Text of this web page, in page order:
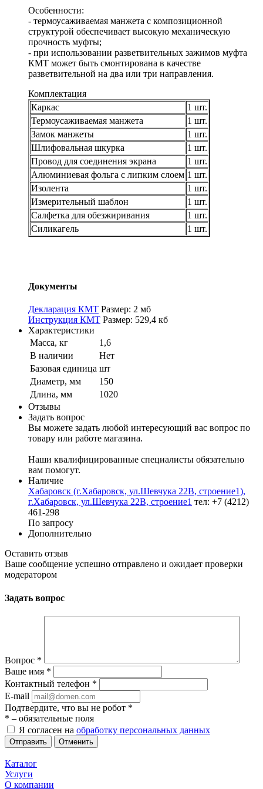
Особенности:
- термоусаживаемая манжета с композиционной
структурой обеспечивает высокую механическую
прочность муфты;
- при использовании разветвительных зажимов муфта
КМТ может быть смонтирована в качестве
разветвительной на два или три направления.
Комплектация
Каркас
1 шт.
Термоусаживаемая манжета
1 шт.
Замок манжеты
1 шт.
Шлифовальная шкурка
1 шт.
Провод для соединения экрана
1 шт.
Алюминиевая фольга с липким слоем 1 шт.
Изолента
1 шт.
Измерительный шаблон
1 шт.
Салфетка для обезжиривания
1 шт.
Силикагель
1 шт.
Документы
Декларация КМТ Размер: 2 мб
Инструкция КМТ Размер: 529,4 кб
Характеристики
Масса, кг
1,6
В наличии
Нет
Базовая единица шт
Диаметр, мм
150
Длина, мм
1020
Отзывы
Задать вопрос
Вы можете задать любой интересующий вас вопрос по
товару или работе магазина.
Наши квалифицированные специалисты обязательно
вам помогут.
Наличие
Хабаровск (г.Хабаровск, ул.Шевчука 22В, строение1),
г.Хабаровск, ул.Шевчука 22В, строение1 тел: +7 (4212)
461-298
По запросу
Дополнительно
Оставить отзыв
Ваше сообщение успешно отправлено и ожидает проверки
модератором
Задать вопрос
Вопрос *
Ваше имя *
Контактный телефон *
E-mail
Подтвердите, что вы не робот *
* – обязательные поля
Я согласен на обработку персональных данных
Отменить
Каталог
Услуги
О компании